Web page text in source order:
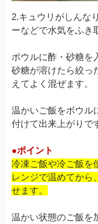
2.キュウリがしんな
ーなどで水気をふき
ボウルに酢・砂糖を
砂糖が溶けたら絞っ
えてよく混ぜます。
温かいご飯をボウル
付けて出来上がりで
●ポイント
冷凍ご飯や冷ご飯を
レンジで温めてから
せます。
温かい状態のご飯を